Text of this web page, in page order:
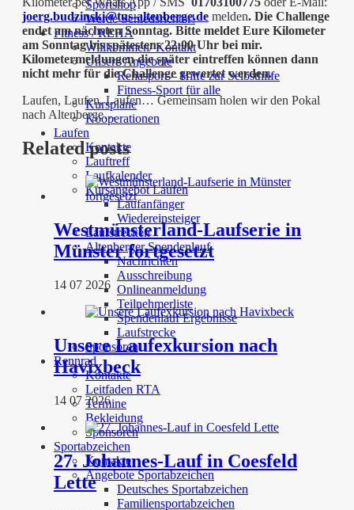
Sportshop
Werde Schiedsrichter!
Fitness / REHA
Willkommen/ Kontakt
Unsere Angebote
Rehasport – Hilfe zur Selbsthilfe
Fitness-Sport für alle
Kurspläne
Kooperationen
Laufen
Kontakte
Lauftreff
Laufkalender
Kursangebot Laufen
Laufanfänger
Wiedereinsteiger
Laufstrecken
Altenberger Spendenlauf
Nachrichten
Ausschreibung
Onlineanmeldung
Teilnehmerliste
Spendenlauf Ergebnisse
Laufstrecke
Sponsoren
Rennrad
Kontakte
Leitfaden RTA
Termine
Bekleidung
Sponsoren
Sportabzeichen
Kontakte
Angebote Sportabzeichen
Deutsches Sportabzeichen
Familiensportabzeichen
joerg.budzinski@tus-altenberge.de melden. Die Challenge
endet am nächsten Sonntag. Bitte meldet Eure Kilometer
am Sonntag bis spätestens 22:00 Uhr bei mir.
Kilometermeldungen die später eintreffen können dann
nicht mehr für die Challenge gewertet werden.
Laufen, Laufen, Laufen… Gemeinsam holen wir den Pokal
nach Altenberge…
Related posts
Westmünsterland-Laufserie in
Münster fortgesetzt
14 07 2026
Unsere Laufexkursion nach
Havixbeck
14 07 2026
27. Johannes-Lauf in Coesfeld
Lette